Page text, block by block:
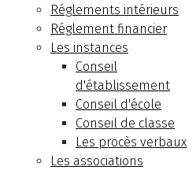
Réglements intérieurs
Réglement financier
Les instances
Conseil
d'établissement
Conseil d'école
Conseil de classe
Les procès verbaux
Les associations